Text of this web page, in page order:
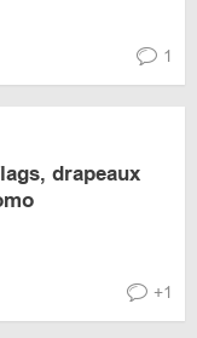
1
drapeaux
+1